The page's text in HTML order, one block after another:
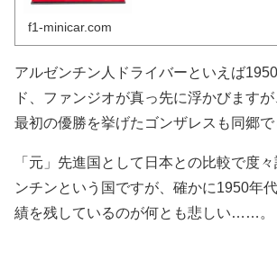
f1-minicar.com
アルゼンチン人ドライバーといえば
ド、ファンジオが真っ先に浮かびます
最初の優勝を挙げたゴンザレスも同郷で
「元」先進国として日本との比較で度
ンチンという国ですが、確かに1950年
績を残しているのが何とも悲しい……。